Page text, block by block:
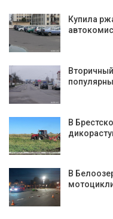
Купила
В
В